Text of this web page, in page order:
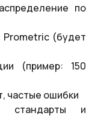
по
Prometric (будет
(пример: 150
частые ошибки
стандарты и